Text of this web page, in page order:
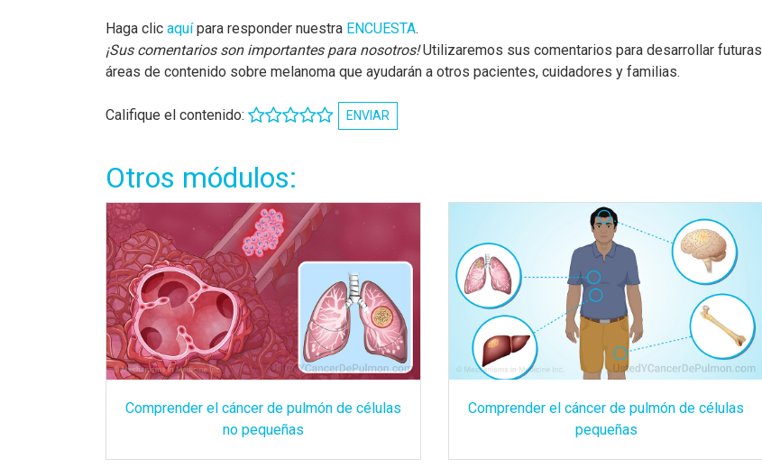
Haga clic aquípara responder nuestra ENCUESTA.
¡Sus comentarios son importantes para nosotros!Utilizaremos sus comentarios para desarrollar futuras
áreas de contenido sobre melanoma que ayudarán a otros pacientes, cuidadores y familias.
Califique el contenido: ENVIAR
Otros módulos:
Comprender el cáncer de pulmón de células
no pequeñas
Comprender el cáncer de pulmón de células
pequeñas